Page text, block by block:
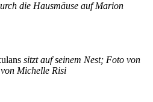
die Hausmäuse auf Marion
sitzt auf seinem Nest; Foto von
Michelle Risi